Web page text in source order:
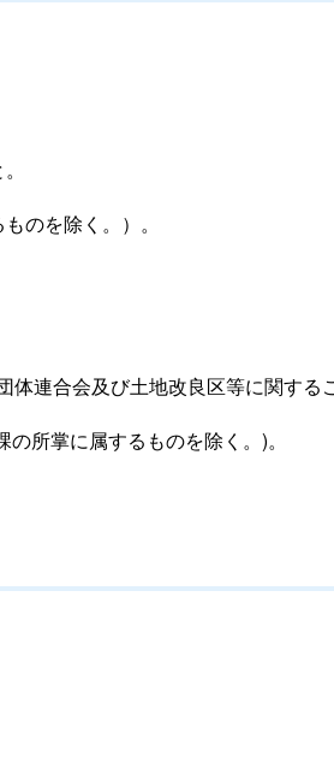
のを除く。）。
連合会及び土地改良区等に関する
所掌に属するものを除く。)。